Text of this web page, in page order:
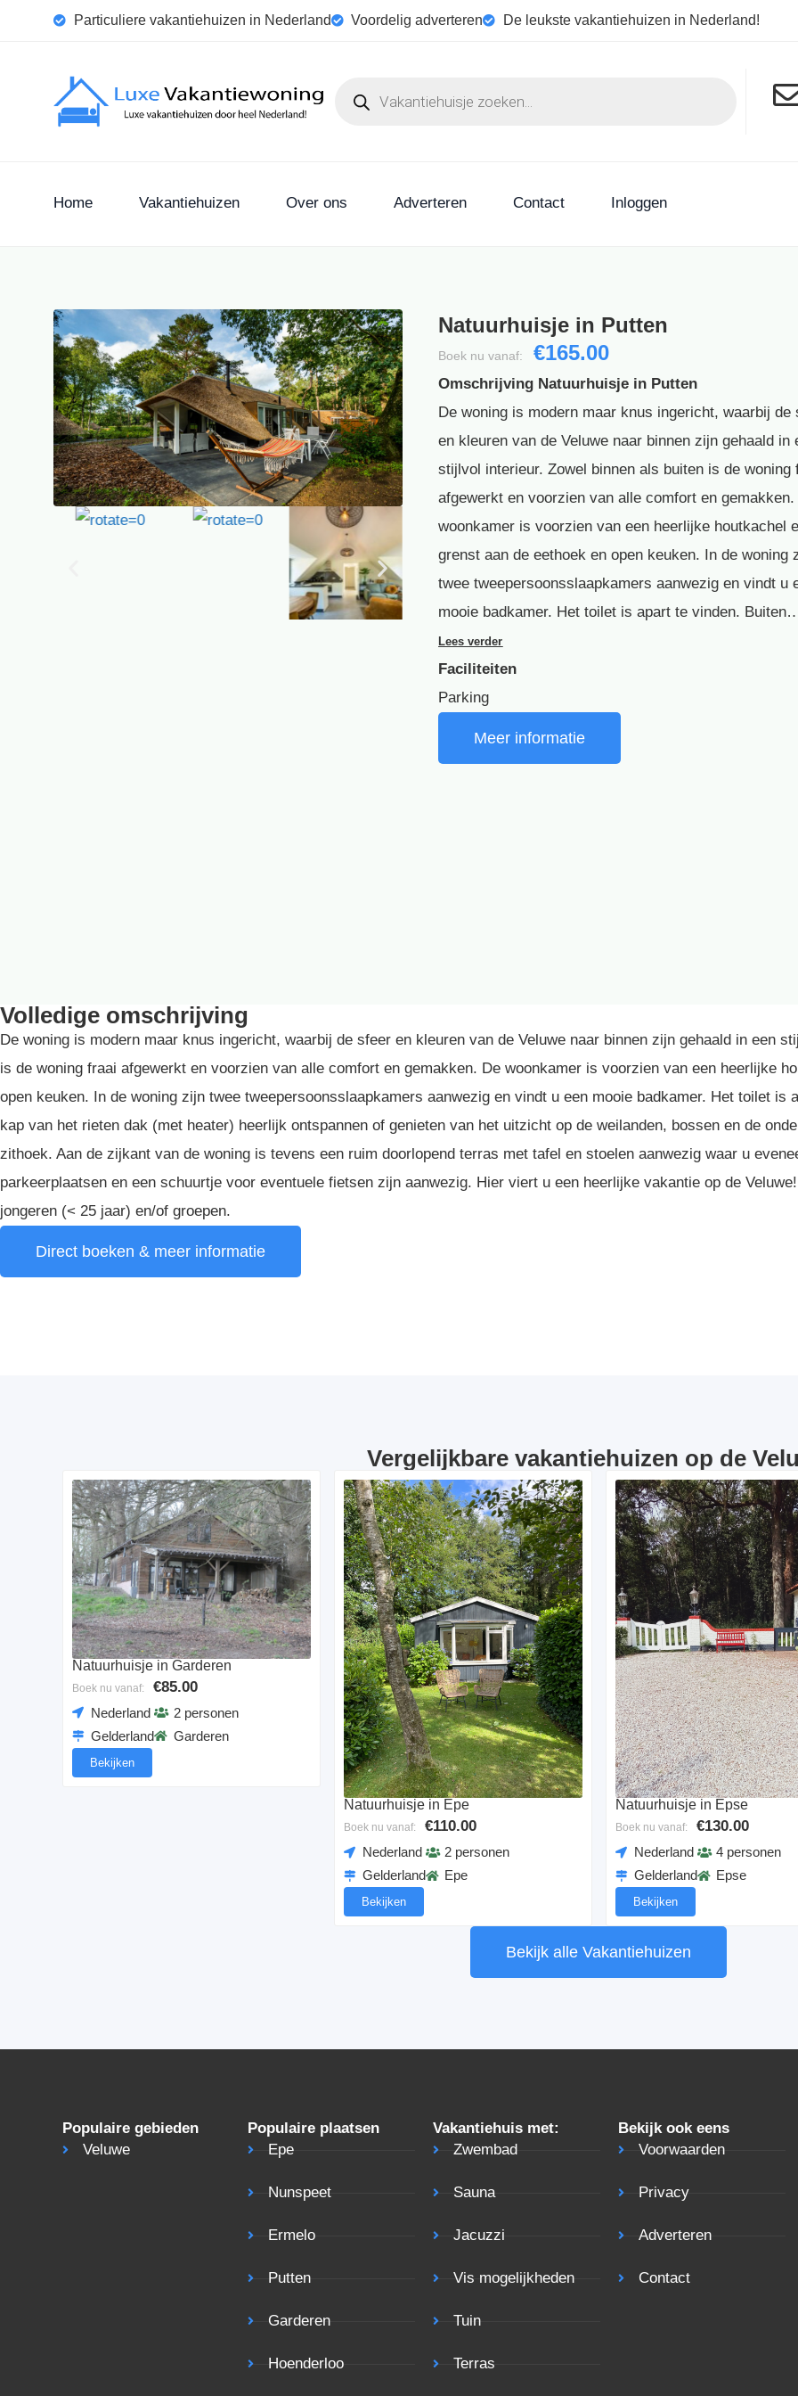
Particuliere vakantiehuizen in Nederland Voordelig adverteren De leukste vakantiehuizen in Nederland!
Home Vakantiehuizen Over ons Adverteren Contact Inloggen
Natuurhuisje in Putten
Boek nu vanaf: €165.00
Omschrijving Natuurhuisje in Putten
De woning is modern maar knus ingericht, waarbij de
en kleuren van de Veluwe naar binnen zijn gehaald in
stijlvol interieur. Zowel binnen als buiten is de woning
afgewerkt en voorzien van alle comfort en gemakken.
woonkamer is voorzien van een heerlijke houtkachel
grenst aan de eethoek en open keuken. In de woning
twee tweepersoonsslaapkamers aanwezig en vindt u
mooie badkamer. Het toilet is apart te vinden.
Lees verder
Faciliteiten
Parking
Meer informatie
Volledige omschrijving
De woning is modern maar knus ingericht, waarbij de sfeer en kleuren van de Veluwe naar binnen zijn gehaald in een
is de woning fraai afgewerkt en voorzien van alle comfort en gemakken. De woonkamer is voorzien van een heerlijke
open keuken. In de woning zijn twee tweepersoonsslaapkamers aanwezig en vindt u een mooie badkamer. Het toilet is
kap van het rieten dak (met heater) heerlijk ontspannen of genieten van het uitzicht op de weilanden, bossen en de
zithoek. Aan de zijkant van de woning is tevens een ruim doorlopend terras met tafel en stoelen aanwezig waar u
parkeerplaatsen en een schuurtje voor eventuele fietsen zijn aanwezig. Hier viert u een heerlijke vakantie op de
jongeren (< 25 jaar) en/of groepen.
Direct boeken & meer informatie
Vergelijkbare vakantiehuizen op de
Natuurhuisje in Garderen
Boek nu vanaf: €85.00
Nederland
Gelderland
2 personen
Garderen
Bekijken
Natuurhuisje in Epe
Boek nu vanaf: €110.00
Nederland
Gelderland
2 personen
Epe
Bekijken
Natuurhuisje in Epse
Boek nu vanaf: €130.00
Nederland
Gelderland
4 personen
Epse
Bekijken
Bekijk alle Vakantiehuizen
Populaire gebieden
Veluwe
Populaire plaatsen
Epe
Nunspeet
Ermelo
Putten
Garderen
Hoenderloo
Vakantiehuis met:
Zwembad
Sauna
Jacuzzi
Vis mogelijkheden
Tuin
Terras
Bekijk ook eens
Voorwaarden
Privacy
Adverteren
Contact